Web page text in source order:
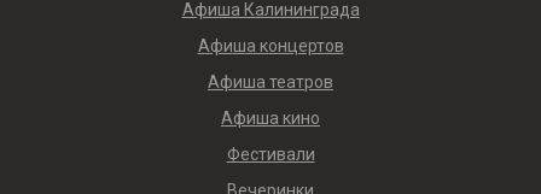
Афиша Калининграда
Афиша концертов
Афиша театров
Афиша кино
Фестивали